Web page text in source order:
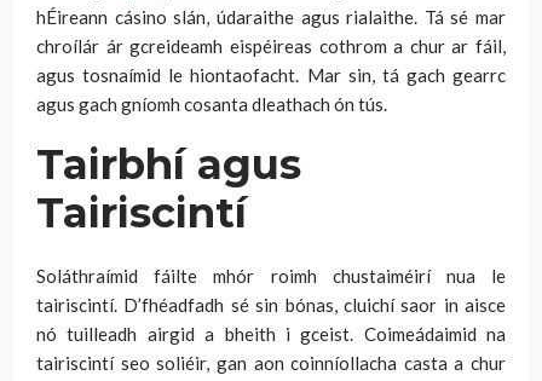
hÉireann cásino slán, údaraithe agus rialaithe. Tá sé mar
chroílár ár gcreideamh eispéireas cothrom a chur ar fáil,
agus tosnaímid le hiontaofacht. Mar sin, tá gach gearrc
agus gach gníomh cosanta dleathach ón tús.
Tairbhí agus
Tairiscintí
Soláthraímid fáilte mhór roimh chustaiméirí nua le
tairiscintí. D’fhéadfadh sé sin bónas, cluichí saor in aisce
nó tuilleadh airgid a bheith i gceist. Coimeádaimid na
tairiscintí seo soliéir, gan aon coinníollacha casta a chur